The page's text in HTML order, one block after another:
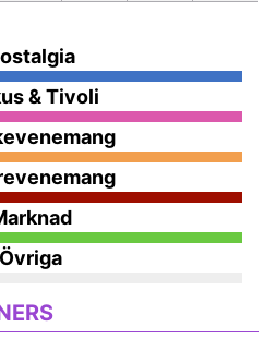
& Tivoli
Övriga